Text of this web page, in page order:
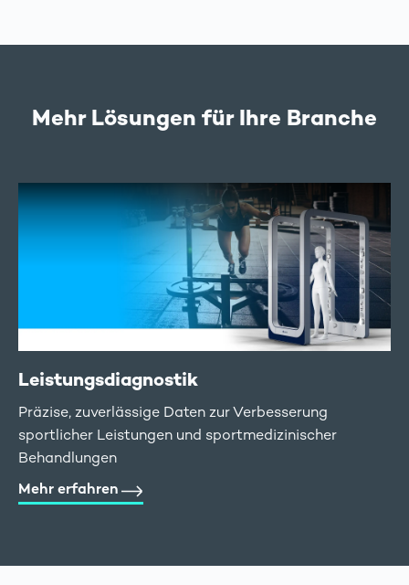
Mehr Lösungen für Ihre Branche
Leistungsdiagnostik
Präzise, zuverlässige Daten zur Verbesserung
sportlicher Leistungen und sportmedizinischer
Behandlungen
Mehr erfahren